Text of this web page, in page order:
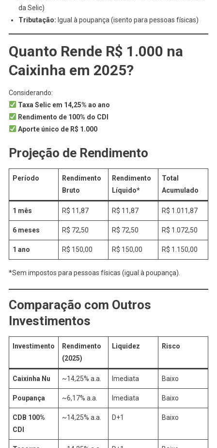
da Selic)
Tributação: Igual à poupança (isento para pessoas físicas)
Quanto Rende R$ 1.000 na
Caixinha em 2025?
Considerando:
Taxa Selic em 14,25% ao ano
Rendimento de 100% do CDI
Aporte único de R$ 1.000
Projeção de Rendimento
Período
Rendimento
Bruto
Rendimento
Líquido*
Total
Acumulado
1 mês R$ 11,87 R$ 11,87 R$ 1.011,87
6 meses R$ 72,50 R$ 72,50 R$ 1.072,50
1 ano R$ 150,00 R$ 150,00 R$ 1.150,00
*Sem impostos para pessoas físicas (igual à poupança).
Comparação com Outros
Investimentos
Investimento
Rendimento
(2025)
Liquidez Risco
Caixinha Nu ~14,25% a.a. Imediata Baixo
Poupança ~6,17% a.a. Imediata Baixo
CDB 100%
CDI
~14,25% a.a. D+1 Baixo